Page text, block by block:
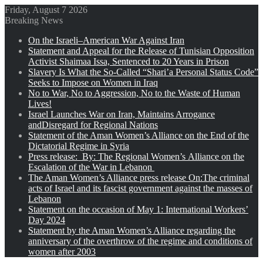
Friday, August 7 2026
Breaking News
On the Israeli–American War Against Iran
Statement and Appeal for the Release of Tunisian Opposition
Activist Shaimaa Issa, Sentenced to 20 Years in Prison
Slavery Is What the So-Called “Shari’a Personal Status Code”
Seeks to Impose on Women in Iraq
No to War, No to Aggression, No to the Waste of Human
Lives!
Israel Launches War on Iran, Maintains Arrogance
andDisregard for Regional Nations
Statement of the Aman Women’s Alliance on the End of the
Dictatorial Regime in Syria
Press release: By: The Regional Women’s Alliance on the
Escalation of the War in Lebanon
The Aman Women’s Alliance press release On:The criminal
acts of Israel and its fascist government against the masses of
Lebanon
Statement on the occasion of May 1: International Workers’
Day 2024
Statement by the Aman Women’s Alliance regarding the
anniversary of the overthrow of the regime and conditions of
women after 2003